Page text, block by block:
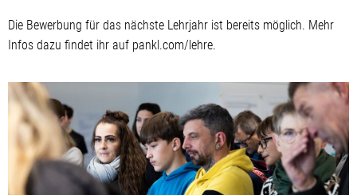
Die Bewerbung für das nächste Lehrjahr ist bereits möglich. Mehr
Infos dazu findet ihr auf pankl.com/lehre.